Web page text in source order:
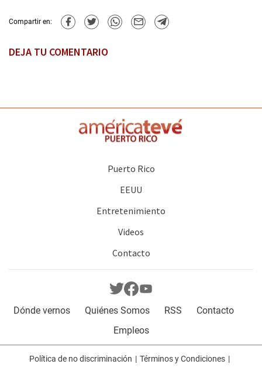
Compartir en:
DEJA TU COMENTARIO
Puerto Rico
EEUU
Entretenimiento
Videos
Contacto
Dónde vernos Quiénes Somos RSS
Contacto
Empleos
Política de no discriminación Términos y Condiciones